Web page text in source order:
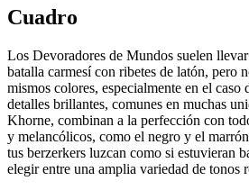
Cuadro
Los Devoradores de Mundos suelen
batalla carmesí con ribetes de latón, pero
mismos colores, especialmente en el caso
detalles brillantes, comunes en muchas
Khorne, combinan a la perfección con
y melancólicos, como el negro y el
tus berzerkers luzcan como si estuvieran
elegir entre una amplia variedad de tonos